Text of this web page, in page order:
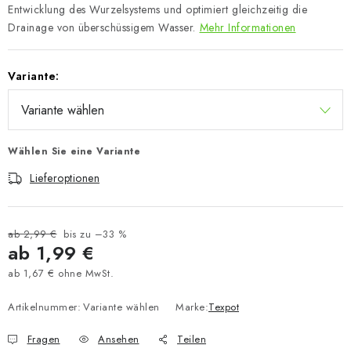
Entwicklung des Wurzelsystems und optimiert gleichzeitig die
Drainage von überschüssigem Wasser. Mehr Informationen
Variante:
Wählen Sie eine Variante
Lieferoptionen
ab 2,99 € bis zu –33 %
ab 1,99 €
ab 1,67 € ohne MwSt.
Artikelnummer: Variante wählen Marke:Texpot
Fragen Ansehen Teilen